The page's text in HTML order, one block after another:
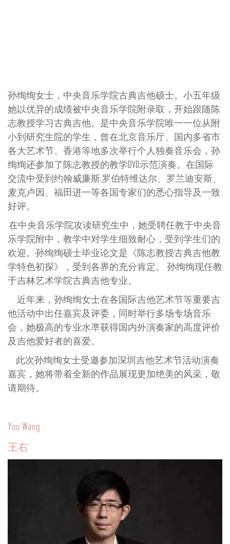
孙绚绚女士，中央音乐学院古典吉他硕士。小五年级
她以优异的成绩被中央音乐学院附录取，开始跟随陈
志教授学习古典吉他。是中央音乐学院唯一一位从附
小到研究生院的学生，曾在北京音乐厅、国内多省市
各大艺术节、香港等地多次举行个人独奏音乐会，孙
绚绚还参加了陈志教授的教学DVD示范演奏。在国际
交流中受到约翰威廉斯,罗伯特维达尔、罗兰迪安斯、
麦克卢因、福田进一等各国专家们的悉心指导及一致
好评。
在中央音乐学院攻读研究生中，她受聘任教于中央音
乐学院附中，教学中对学生细致耐心，受到学生们的
欢迎。孙绚绚硕士毕业论文是《陈志教授古典吉他教
学特色初探》，受到各界的充分肯定。 孙绚绚现任教
于吉林艺术学院古典吉他专业。
近年来，孙绚绚女士在各国际吉他艺术节等重要吉
他活动中出任嘉宾及评委，同时举行多场专场音乐
会，她极高的专业水凖获得国内外演奏家的高度评价
及吉他爱好者的喜爱。
此次孙绚绚女士受邀参加深圳吉他艺术节活动演奏
嘉宾，她将带着全新的作品展现更加绝美的风采，敬
请期待。
You Wang
王右